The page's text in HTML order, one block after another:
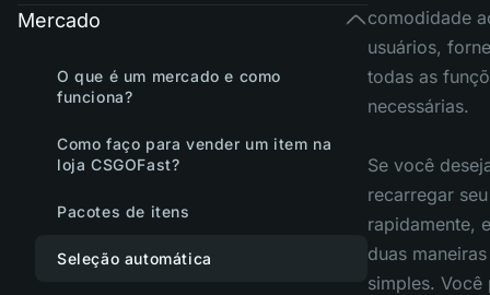
Mercado
O que é um mercado e como
funciona?
Como faço para vender um item na
loja CSGOFast?
Pacotes de itens
Seleção automática
comodidade
usuários,
todas as
necessárias.
Se você
recarregar
rapidamente,
duas maneiras
simples. Você